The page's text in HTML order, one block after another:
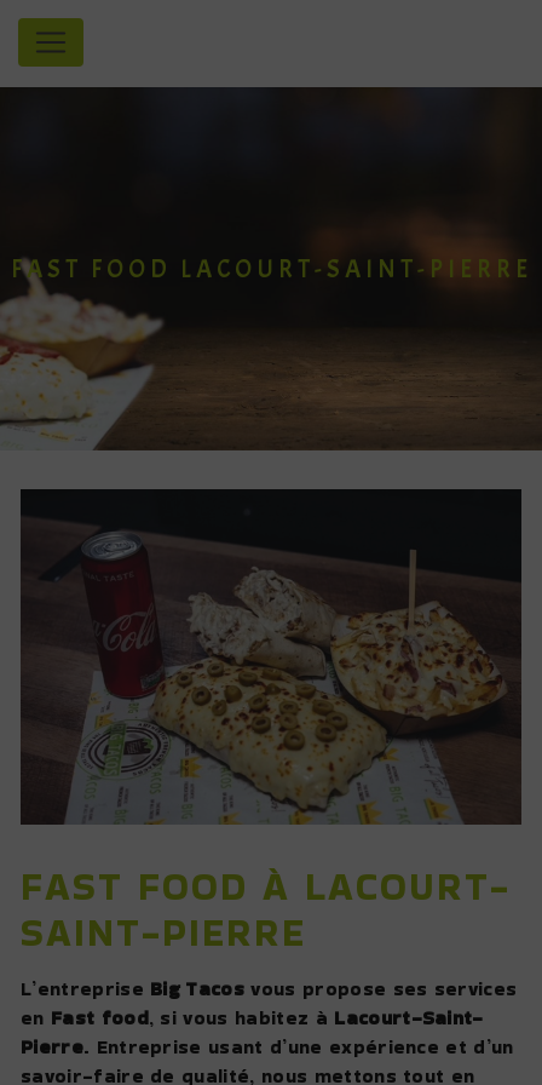
Panneau de gestion des cookies
FAST FOOD LACOURT-SAINT-PIERRE
FAST FOOD À LACOURT-
SAINT-PIERRE
L’entreprise Big Tacos vous propose ses services
en Fast food, si vous habitez à Lacourt-Saint-
Pierre. Entreprise usant d’une expérience et d’un
savoir-faire de qualité, nous mettons tout en